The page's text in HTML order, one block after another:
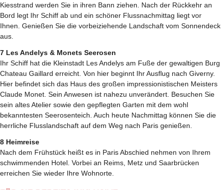
Kiesstrand werden Sie in ihren Bann ziehen. Nach der Rückkehr an
Bord legt Ihr Schiff ab und ein schöner Flussnachmittag liegt vor
Ihnen. Genießen Sie die vorbeiziehende Landschaft vom Sonnendeck
aus.
7 Les Andelys & Monets Seerosen
Ihr Schiff hat die Kleinstadt Les Andelys am Fuße der gewaltigen Burg
Chateau Gaillard erreicht. Von hier beginnt Ihr Ausflug nach Giverny.
Hier befindet sich das Haus des großen impressionistischen Meisters
Claude Monet. Sein Anwesen ist nahezu unverändert. Besuchen Sie
sein altes Atelier sowie den gepflegten Garten mit dem wohl
bekanntesten Seerosenteich. Auch heute Nachmittag können Sie die
herrliche Flusslandschaft auf dem Weg nach Paris genießen.
8 Heimreise
Nach dem Frühstück heißt es in Paris Abschied nehmen von Ihrem
schwimmenden Hotel. Vorbei an Reims, Metz und Saarbrücken
erreichen Sie wieder Ihre Wohnorte.